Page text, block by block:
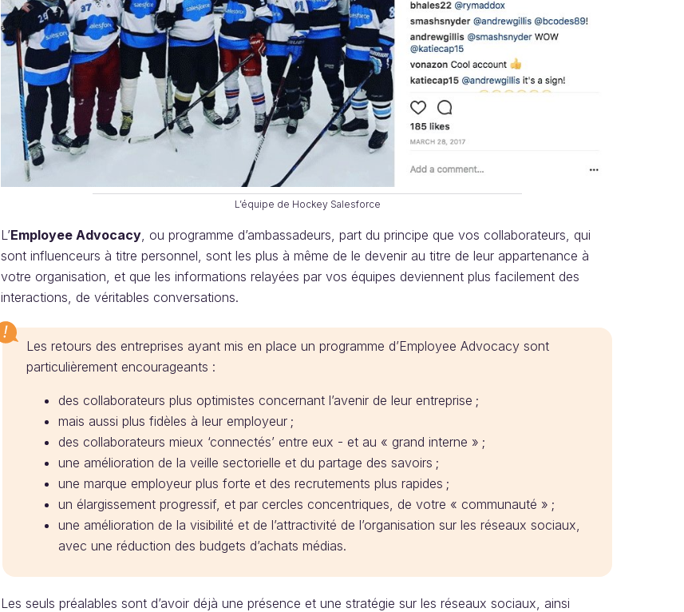
L’équipe de Hockey Salesforce
L’Employee Advocacy, ou programme d’ambassadeurs, part du principe que vos collaborateurs, qui
sont influenceurs à titre personnel, sont les plus à même de le devenir au titre de leur appartenance à
votre organisation, et que les informations relayées par vos équipes deviennent plus facilement des
interactions, de véritables conversations.
Les retours des entreprises ayant mis en place un programme d’Employee Advocacy sont
particulièrement encourageants :
des collaborateurs plus optimistes concernant l’avenir de leur entreprise ;
mais aussi plus fidèles à leur employeur ;
des collaborateurs mieux ‘connectés’ entre eux - et au « grand interne » ;
une amélioration de la veille sectorielle et du partage des savoirs ;
une marque employeur plus forte et des recrutements plus rapides ;
un élargissement progressif, et par cercles concentriques, de votre « communauté » ;
une amélioration de la visibilité et de l’attractivité de l’organisation sur les réseaux sociaux,
avec une réduction des budgets d’achats médias.
Les seuls préalables sont d’avoir déjà une présence et une stratégie sur les réseaux sociaux, ainsi